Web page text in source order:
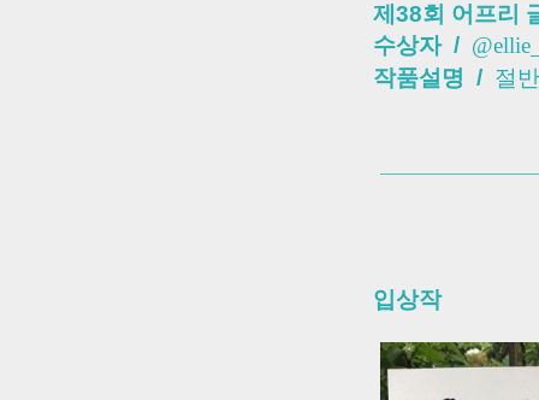
제38회 어프리
수상자 /
작품설명 / 절
입상작